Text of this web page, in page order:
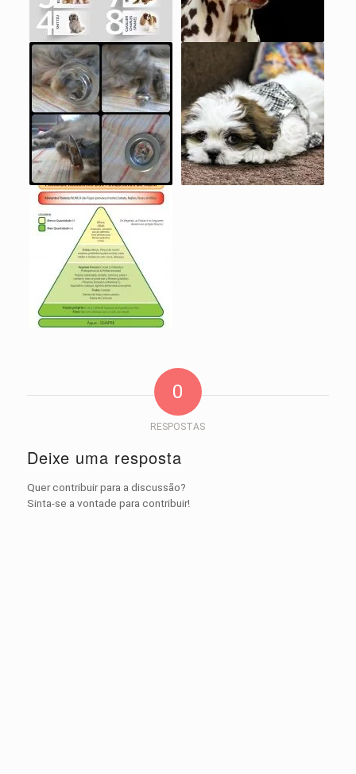
0
RESPOSTAS
Deixe uma resposta
Quer contribuir para a discussão?
Sinta-se a vontade para contribuir!